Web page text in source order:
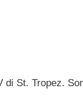
di St. Tropez.